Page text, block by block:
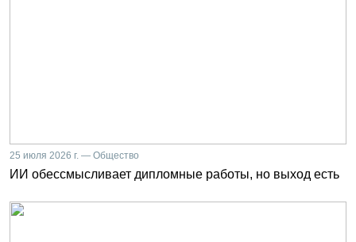
25 июля 2026 г. — Общество
ИИ обессмысливает дипломные работы, но выход есть